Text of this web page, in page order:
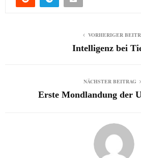
VORHERIGER
Intelligenz bei
NÄCHSTER BEITRAG
Erste Mondlandung der